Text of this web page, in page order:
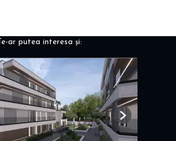
Te-ar putea interesa și:
Next